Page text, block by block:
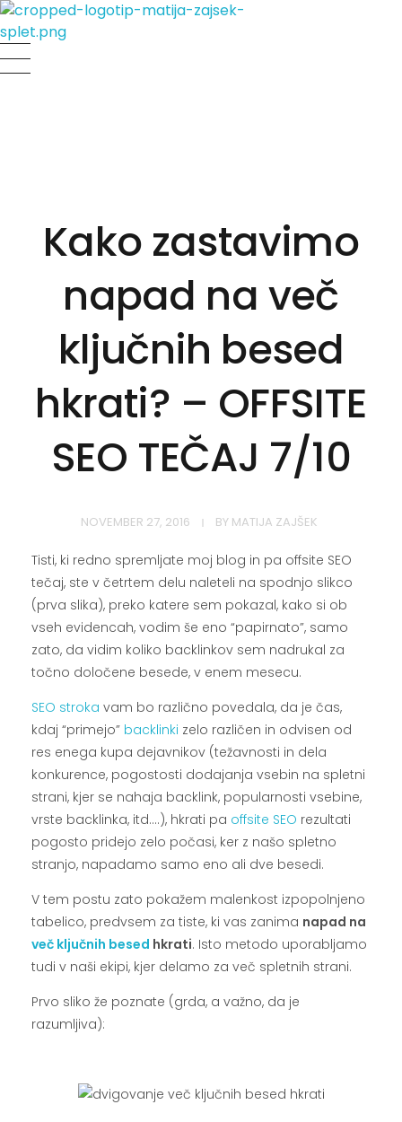
Matija Zajšek
Kako zastavimo
napad na več
ključnih besed
hkrati? – OFFSITE
SEO TEČAJ 7/10
NOVEMBER 27, 2016 BY MATIJA ZAJŠEK
Tisti, ki redno spremljate moj blog in pa offsite SEO
tečaj, ste v četrtem delu naleteli na spodnjo slikco
(prva slika), preko katere sem pokazal, kako si ob
vseh evidencah, vodim še eno “papirnato”, samo
zato, da vidim koliko backlinkov sem nadrukal za
točno določene besede, v enem mesecu.
SEO stroka vam bo različno povedala, da je čas,
kdaj “primejo” backlinki zelo različen in odvisen od
res enega kupa dejavnikov (težavnosti in dela
konkurence, pogostosti dodajanja vsebin na spletni
strani, kjer se nahaja backlink, popularnosti vsebine,
vrste backlinka, itd….), hkrati pa offsite SEO rezultati
pogosto pridejo zelo počasi, ker z našo spletno
stranjo, napadamo samo eno ali dve besedi.
V tem postu zato pokažem malenkost izpopolnjeno
tabelico, predvsem za tiste, ki vas zanima napad na
več ključnih besed hkrati. Isto metodo uporabljamo
tudi v naši ekipi, kjer delamo za več spletnih strani.
Prvo sliko že poznate (grda, a važno, da je
razumljiva):